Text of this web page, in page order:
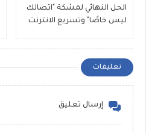
الحل النهائي لمشكة "اتصالك
ليس خاصًا" وتسريع الانترنت
تعليقات
إرسال تعليق